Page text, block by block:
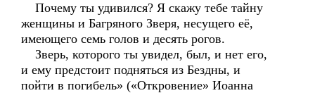
Почему ты удивился? Я скажу тебе тайну
женщины и Багряного Зверя, несущего её,
имеющего семь голов и десять рогов.
Зверь, которого ты увидел, был, и нет его,
и ему предстоит подняться из Бездны, и
пойти в погибель» («Откровение» Иоанна